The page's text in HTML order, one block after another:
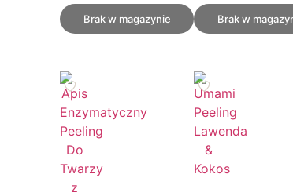
Brak w magazynie Brak w